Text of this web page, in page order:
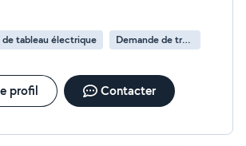
tableau électrique Demande de travaux d’électricité
profil Contacter